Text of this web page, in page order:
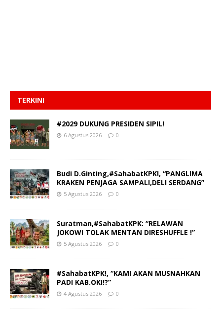
TERKINI
#2029 DUKUNG PRESIDEN SIPIL!
6 Agustus 2026 0
Budi D.Ginting,#SahabatKPK!, “PANGLIMA
KRAKEN PENJAGA SAMPALI,DELI SERDANG”
5 Agustus 2026 0
Suratman,#SahabatKPK: “RELAWAN
JOKOWI TOLAK MENTAN DIRESHUFFLE !”
5 Agustus 2026 0
#SahabatKPK!, “KAMI AKAN MUSNAHKAN
PADI KAB.OKI!?”
4 Agustus 2026 0